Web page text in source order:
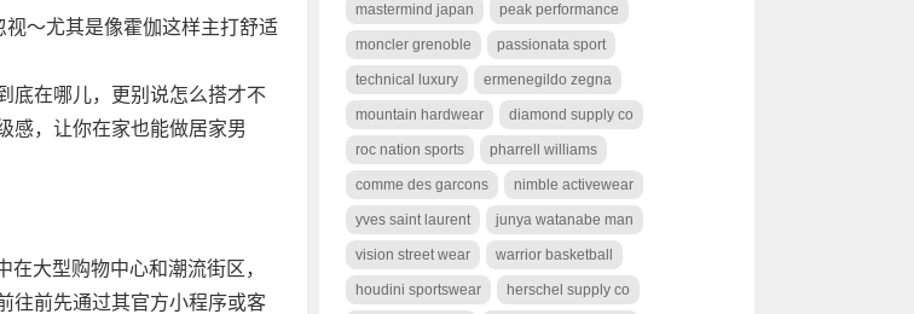
视～尤其是像霍伽这样主打舒适
底在哪儿，更别说怎么搭才不
感，让你在家也能做居家男
大型购物中心和潮流街区，
往前先通过其官方小程序或客
mastermind japan peak performance
moncler grenoble passionata sport
technical luxury ermenegildo zegna
mountain hardwear diamond supply co
roc nation sports pharrell williams
comme des garcons nimble activewear
yves saint laurent junya watanabe man
vision street wear warrior basketball
houdini sportswear herschel supply co